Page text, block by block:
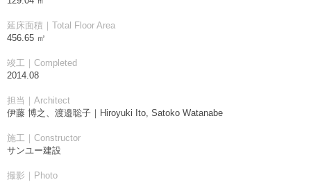
延床面積｜Total Floor Area
456.65 ㎡
竣工｜Completed
2014.08
担当｜Architect
伊藤 博之、渡邉聡子｜Hiroyuki Ito, Satoko Watanabe
施工｜Constructor
サンユー建設
撮影｜Photo